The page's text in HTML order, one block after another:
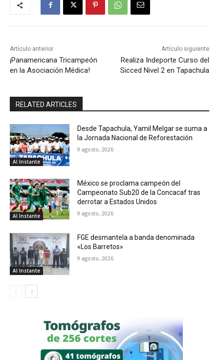
Artículo anterior
¡Panamericana Tricampeón
en la Asociación Médica!
Artículo siguiente
Realiza Indeporte Curso del
Sicced Nivel 2 en Tapachula
RELATED ARTICLES
Al Instante
Desde Tapachula, Yamil Melgar se suma a
la Jornada Nacional de Reforestación
9 agosto, 2026
Al Instante
México se proclama campeón del
Campeonato Sub20 de la Concacaf tras
derrotar a Estados Unidos
9 agosto, 2026
Al Instante
FGE desmantela a banda denominada
«Los Barretos»
9 agosto, 2026